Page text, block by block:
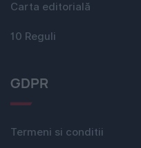
Carta editorială
10 Reguli
GDPR
Termeni si conditii